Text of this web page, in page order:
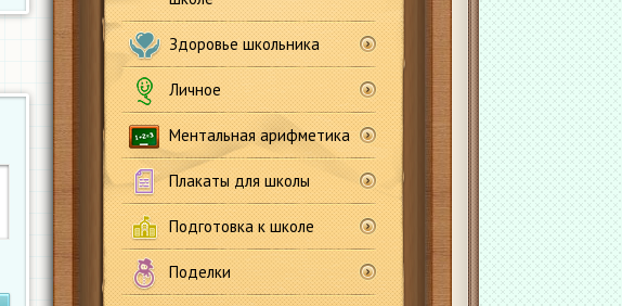
Здоровье школьника
Личное
Ментальная арифметика
Плакаты для школы
Подготовка к школе
Поделки